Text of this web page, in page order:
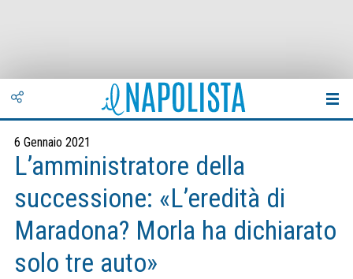
6 Gennaio 2021
L’amministratore della
successione: «L’eredità di
Maradona? Morla ha dichiarato
solo tre auto»